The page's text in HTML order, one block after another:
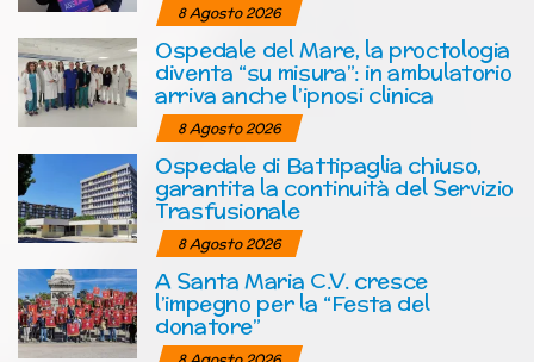
8 Agosto 2026
Ospedale del Mare, la proctologia
diventa “su misura”: in ambulatorio
arriva anche l’ipnosi clinica
8 Agosto 2026
Ospedale di Battipaglia chiuso,
garantita la continuità del Servizio
Trasfusionale
8 Agosto 2026
A Santa Maria C.V. cresce
l’impegno per la “Festa del
donatore”